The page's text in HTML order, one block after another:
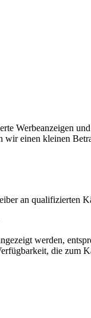
Werbeanzeigen
einen kleinen
an qualifizierten
werden,
die zum